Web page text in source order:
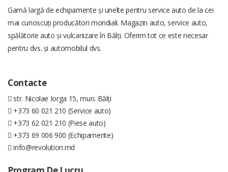
Gamă largă de echipamente și unelte pentru service auto de la cei
mai cunoscuți producători mondiali. Magazin auto, service auto,
spălătorie auto și vulcanizare în Bălți. Oferim tot ce este necesar
pentru dvs. și automobilul dvs.
Contacte
str. Nicolae Iorga 15, mun. Bălți
+373 60 021 210 (Service auto)
+373 62 021 210 (Piese auto)
+373 69 006 900 (Echipamente)
info@revolution.md